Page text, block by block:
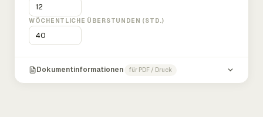
WÖCHENTLICHE ÜBERSTUNDEN (STD.)
Dokumentinformationen für PDF / Druck